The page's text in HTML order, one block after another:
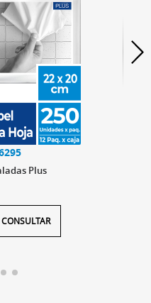
Plus
CONSULTAR